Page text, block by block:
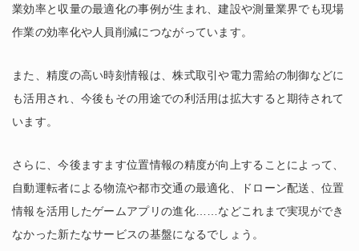
業効率と収量の最適化の事例が生まれ、建設や測量業界でも現場
作業の効率化や人員削減につながっています。
また、精度の高い時刻情報は、株式取引や電力需給の制御などに
も活用され、今後もその用途での利活用は拡大すると期待されて
います。
さらに、今後ますます位置情報の精度が向上することによって、
自動運転者による物流や都市交通の最適化、ドローン配送、位置
情報を活用したゲームアプリの進化……などこれまで実現ができ
なかった新たなサービスの基盤になるでしょう。